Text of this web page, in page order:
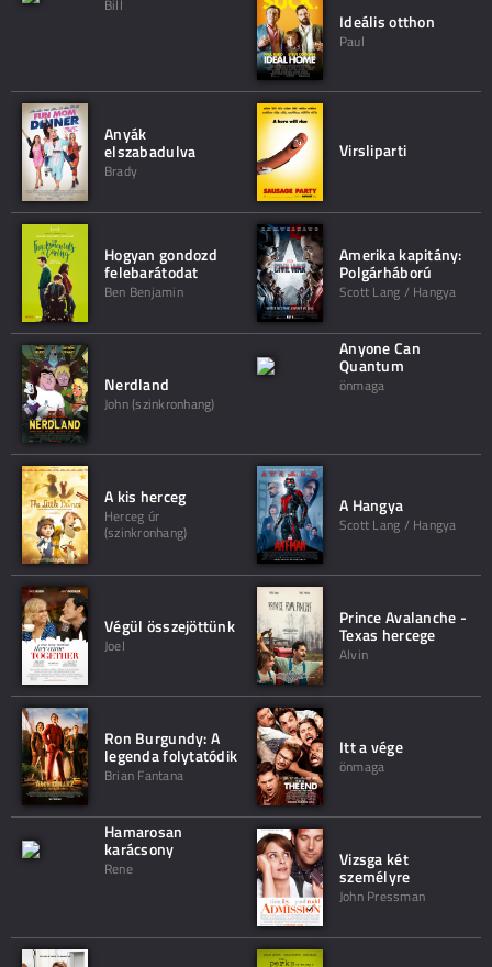
Bill
Ideális otthon
Paul
Anyák
elszabadulva
Brady
Virsliparti
Hogyan gondozd
felebarátodat
Ben Benjamin
Amerika kapitány:
Polgárháború
Scott Lang / Hangya
Nerdland
John (szinkronhang)
Anyone Can
Quantum
önmaga
A kis herceg
Herceg úr
(szinkronhang)
A Hangya
Scott Lang / Hangya
Végül összejöttünk
Joel
Prince Avalanche -
Texas hercege
Alvin
Ron Burgundy: A
legenda folytatódik
Brian Fantana
Itt a vége
önmaga
Hamarosan
karácsony
Rene Vizsga két
személyre
John Pressman